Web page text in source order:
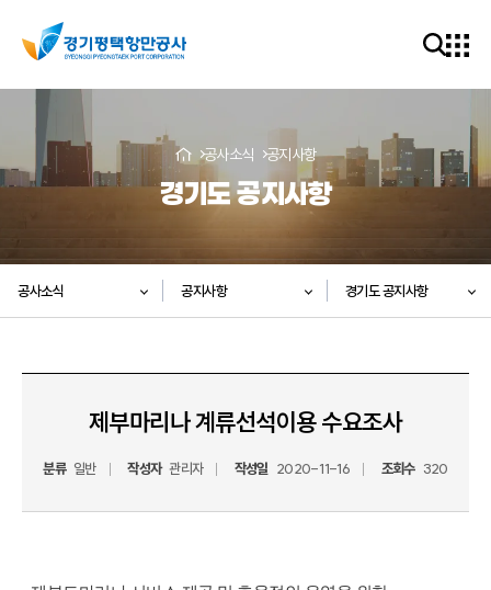
공사소식 공지사항
경기도 공지사항
공사소식 공지사항 경기도 공지사항
제부마리나 계류선석이용 수요조사
분류 일반 작성자 관리자 작성일 2020-11-16 조회수 320